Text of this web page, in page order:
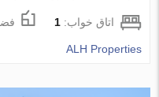
اتاق خواب:1
ALH Properties